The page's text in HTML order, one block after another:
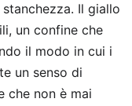
Il giallo
un confine che
il modo in cui i
un senso di
che non è mai